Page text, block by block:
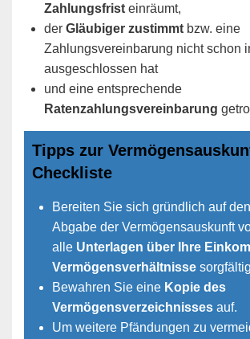
Zahlungsfrist einräumt,
der Gläubiger zustimmt bzw. eine
Zahlungsvereinbarung nicht schon
ausgeschlossen hat
und eine entsprechende
Ratenzahlungsvereinbarung
Tipps zur
Checkliste
Bereiten Sie sich gründlich auf
Abgabe der Vermögensauskunft
alle Unterlagen über Ihre
Vermögensverhältnisse
Bewahren Sie eine Kopie des
Vermögensverzeichnisses auf.
Um weitere Pfändungen zu